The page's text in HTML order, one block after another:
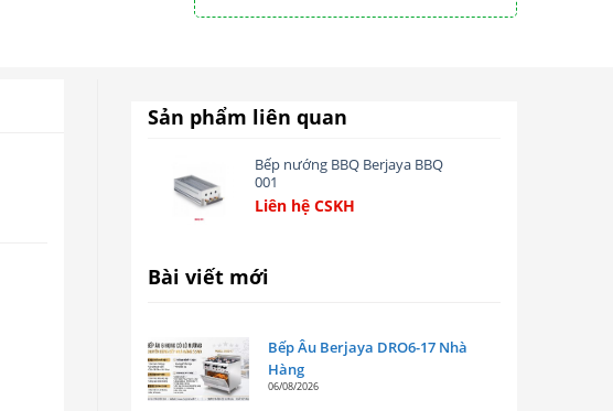
Sản phẩm liên quan
Bếp nướng BBQ Berjaya BBQ
001
Liên hệ CSKH
Bài viết mới
Bếp Âu Berjaya DRO6-17 Nhà
Hàng
06/08/2026